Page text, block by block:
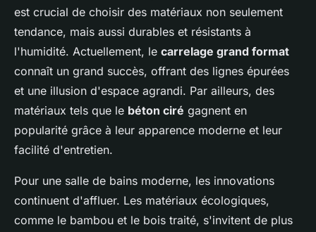
est crucial de choisir des matériaux non seulement
tendance, mais aussi durables et résistants à
l'humidité. Actuellement, le carrelage grand format
connaît un grand succès, offrant des lignes épurées
et une illusion d'espace agrandi. Par ailleurs, des
matériaux tels que le béton ciré gagnent en
popularité grâce à leur apparence moderne et leur
facilité d'entretien.
Pour une salle de bains moderne, les innovations
continuent d'affluer. Les matériaux écologiques,
comme le bambou et le bois traité, s'invitent de plus